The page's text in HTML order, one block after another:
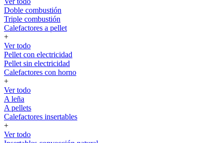
Doble combustión
Triple combustión
Calefactores a pellet
+
Ver todo
Pellet con electricidad
Pellet sin electricidad
Calefactores con horno
+
Ver todo
A leña
A pellets
Calefactores insertables
+
Ver todo